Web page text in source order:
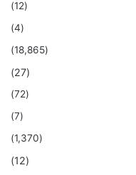
(12)
(4)
(18,865)
(27)
(72)
(7)
(1,370)
(12)